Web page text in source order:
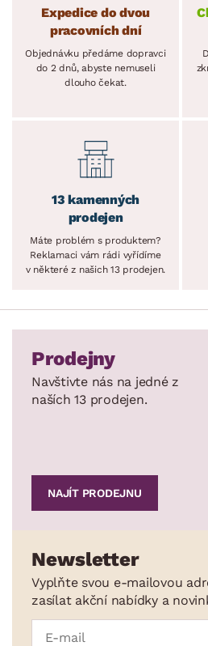
Expedice do dvou
pracovních dní
Objednávku předáme dopravci
do 2 dnů, abyste nemuseli
dlouho čekat.
13 kamenných
prodejen
Máte problém s produktem?
Reklamaci vám rádi vyřídíme
v některé z našich 13 prodejen.
Prodejny
Navštivte nás na jedné z
naších 13 prodejen.
NAJÍT PRODEJNU
Newsletter
Vyplňte svou e-mailovou
zasílat akční nabídky a